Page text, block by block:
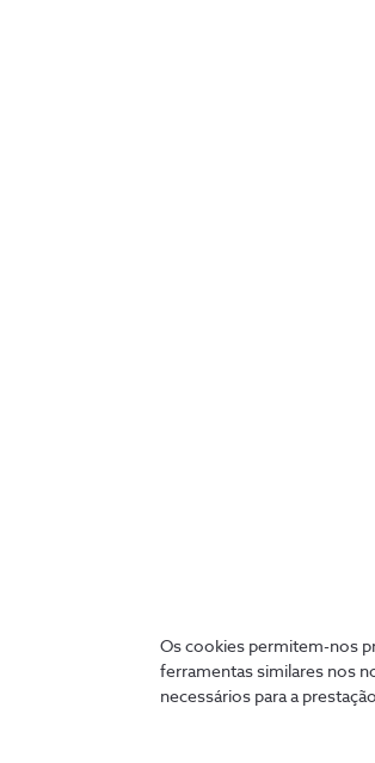
Os cookies permitem-nos
ferramentas similares nos
necessários para a